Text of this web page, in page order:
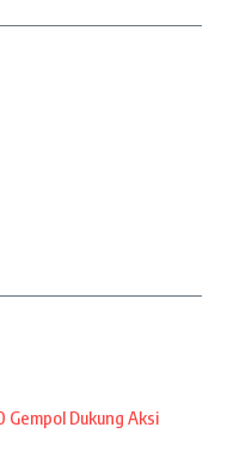
Gempol Dukung Aksi